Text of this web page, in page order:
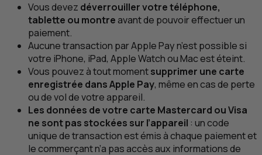
Vous devez déverrouiller votre téléphone,
tablette ou montreavant de pouvoir effectuer un
paiement.
Aucune transaction par Apple Pay n’est possible si
votre iPhone, iPad, Apple Watch ou Mac est éteint.
Vous pouvez à tout momentsupprimer une carte
enregistrée dans Apple Pay, même en cas de perte
ou de vol de votre appareil.
Les données de votre carte Mastercard ou Visa
ne sont pas stockées sur l’appareil : un code
unique de transaction est émis à chaque paiement et
le commerçant n’a pas accès aux informations de